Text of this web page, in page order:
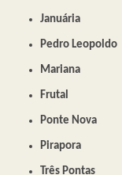
Januária
Pedro Leopoldo
Mariana
Frutal
Ponte Nova
Pirapora
Três Pontas